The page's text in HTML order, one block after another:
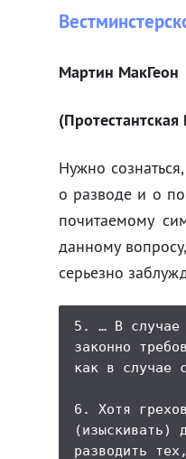
Мартин МакГеон
Нужно
о разводе и о
почитаемому
данному
серьезно
5. … В случае
законно
как в случае
6. Хотя
(изыскивать)
разводить